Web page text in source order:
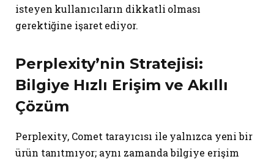
isteyen kullanıcıların dikkatli olması
gerektiğine işaret ediyor.
Perplexity’nin Stratejisi:
Bilgiye Hızlı Erişim ve Akıllı
Çözüm
Perplexity, Comet tarayıcısı ile yalnızca yeni bir
ürün tanıtmıyor; aynı zamanda bilgiye erişim